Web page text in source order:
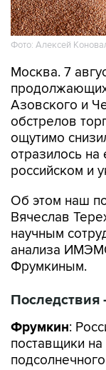
Фото: Алексей
Москва. 7
Азовского и
обстрелов
ощутимо
отразилось
российском и
Об этом наш
Вячеслав
научным
анализа
Фрумкиным.
Последствия
Фрумкин:
поставщики